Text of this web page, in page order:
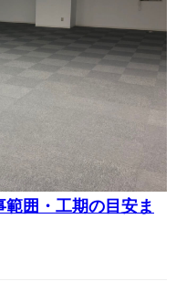
囲・工期の目安ま